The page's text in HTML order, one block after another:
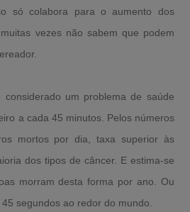
só colabora para o aumento dos
vezes não sabem que podem
um problema de saúde
a cada 45 minutos. Pelos números
mortos por dia, taxa superior às
dos tipos de câncer. E estima-se
morram desta forma por ano. Ou
segundos ao redor do mundo.